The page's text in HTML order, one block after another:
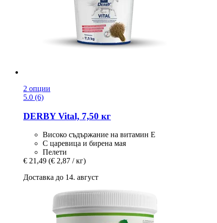
2 опции
5.0 (6)
DERBYVital, 7,50 кг
Високо съдържание на витамин Е
С царевица и бирена мая
Пелети
€ 21,49 (€ 2,87 / кг)
Доставка до 14. август